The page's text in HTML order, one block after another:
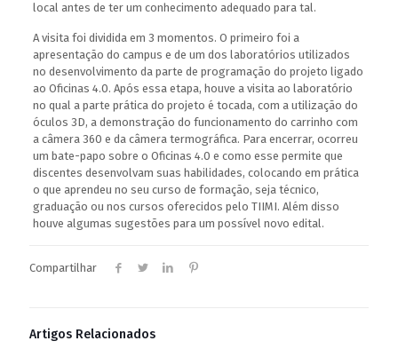
local antes de ter um conhecimento adequado para tal.
A visita foi dividida em 3 momentos. O primeiro foi a
apresentação do campus e de um dos laboratórios utilizados
no desenvolvimento da parte de programação do projeto ligado
ao Oficinas 4.0. Após essa etapa, houve a visita ao laboratório
no qual a parte prática do projeto é tocada, com a utilização do
óculos 3D, a demonstração do funcionamento do carrinho com
a câmera 360 e da câmera termográfica. Para encerrar, ocorreu
um bate-papo sobre o Oficinas 4.0 e como esse permite que
discentes desenvolvam suas habilidades, colocando em prática
o que aprendeu no seu curso de formação, seja técnico,
graduação ou nos cursos oferecidos pelo TIIMI. Além disso
houve algumas sugestões para um possível novo edital.
Compartilhar
Artigos Relacionados